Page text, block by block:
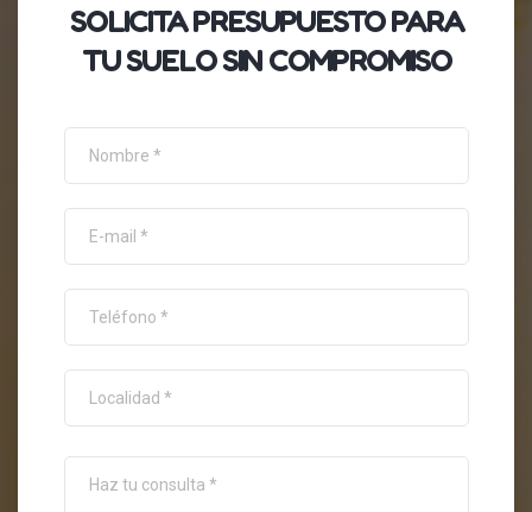
SOLICITAPRESUPUESTOPARA
TU SUELO SIN COMPROMISO